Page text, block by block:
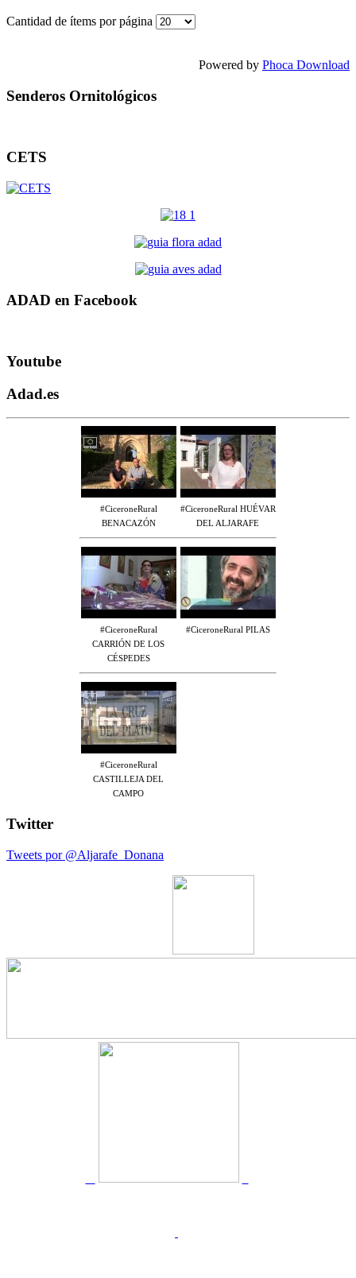
Cantidad de ítems por página
Powered by Phoca Download
Senderos Ornitológicos
CETS
ADAD en Facebook
Youtube
Adad.es
#CiceroneRural
BENACAZÓN
#CiceroneRural HUÉVAR
DEL ALJARAFE
#CiceroneRural
CARRIÓN DE LOS
CÉSPEDES
#CiceroneRural PILAS
#CiceroneRural
CASTILLEJA DEL
CAMPO
Twitter
Tweets por @Aljarafe_Donana